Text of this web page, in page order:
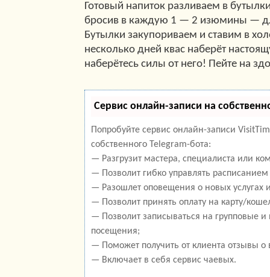
Готовый напиток разливаем в
бросив в каждую 1 — 2 изюмины —
Бутылки закупориваем и ставим в
несколько дней квас наберёт
наберётесь силы от него! Пейте на
Сервис онлайн-записи на
Попробуйте сервис онлайн-записи
собственного Telegram-бота:
— Разгрузит мастера, специалиста или
— Позволит гибко управлять расписанием
— Разошлет оповещения о новых услугах
— Позволит принять оплату на карту/
— Позволит записываться на групповые
посещения;
— Поможет получить от клиента отзывы о
— Включает в себя сервис чаевых.